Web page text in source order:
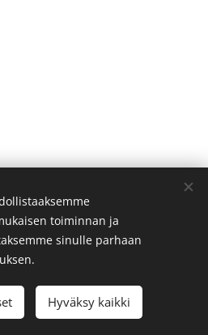
alueen Hoito-osuuskunta
Evästeet
Kielet
English
toiminnan ja
sinulle parhaan
Hyväksy kaikki